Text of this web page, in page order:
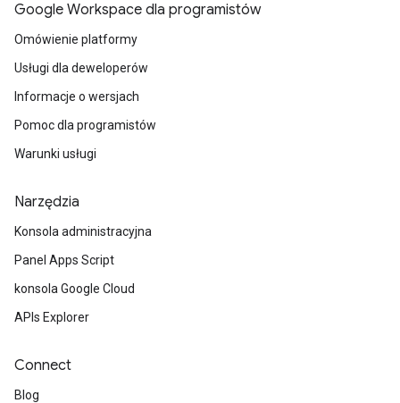
Google Workspace dla programistów
Omówienie platformy
Usługi dla deweloperów
Informacje o wersjach
Pomoc dla programistów
Warunki usługi
Narzędzia
Konsola administracyjna
Panel Apps Script
konsola Google Cloud
APIs Explorer
Connect
Blog